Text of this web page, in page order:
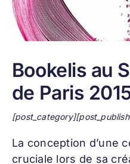
Bookelis au
de Paris
La conception d’une
cruciale lors de sa